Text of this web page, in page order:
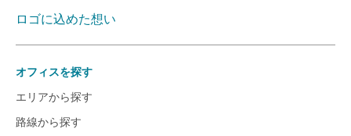
ロゴに込めた想い
オフィスを探す
エリアから探す
路線から探す